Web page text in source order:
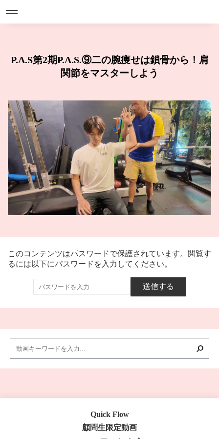
P.A.S第2期P.A.S.⑨二の腕痩せは鎖骨から！肩
関節をマスターしよう
このコンテンツはパスワードで保護されています。閲覧す
るには以下にパスワードを入力してください。
Quick Flow
顧問生限定動画